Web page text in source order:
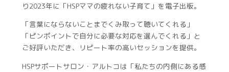
り2023年に「HSPママの疲れない子育て」を電子出版。
「言葉にならないことまでくみ取って聴いてくれる」
「ピンポイントで自分に必要な対応を選んでくれる」と
ご好評いただき、リピート率の高いセッションを提供。
HSPサポートサロン・アルトコは「私たちの内側にある感